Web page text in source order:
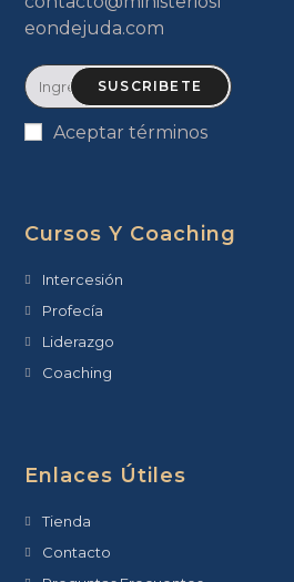
eondejuda.com
SUSCRIBETE
Aceptar términos
Cursos Y Coaching
Intercesión
Profecía
Liderazgo
Coaching
Enlaces Útiles
Tienda
Contacto